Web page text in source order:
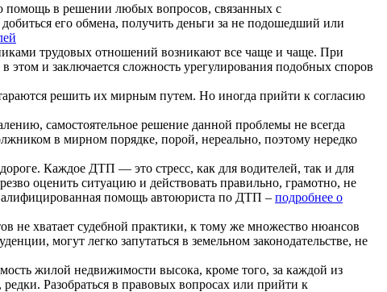
в решении любых вопросов, связанных с
его обмена, получить деньги за не подошедший или
трудовых отношений возникают все чаще и чаще. При
этом и заключается сложность урегулирования подобных споров
решить их мирным путем. Но иногда прийти к согласию
самостоятельное решение данной проблемы не всегда
в мирном порядке, порой, нереально, поэтому нередко
Каждое ДТП — это стресс, как для водителей, так и для
оценить ситуацию и действовать правильно, грамотно, не
помощь автоюриста по ДТП – подробнее о
не хватает судебной практики, к тому же множество нюансов
могут легко запутаться в земельном законодательстве, не
жилой недвижимости высока, кроме того, за каждой из
Разобраться в правовых вопросах или прийти к